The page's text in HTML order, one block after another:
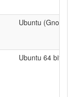
Ubuntu (Gnome)
Ubuntu 64 bits